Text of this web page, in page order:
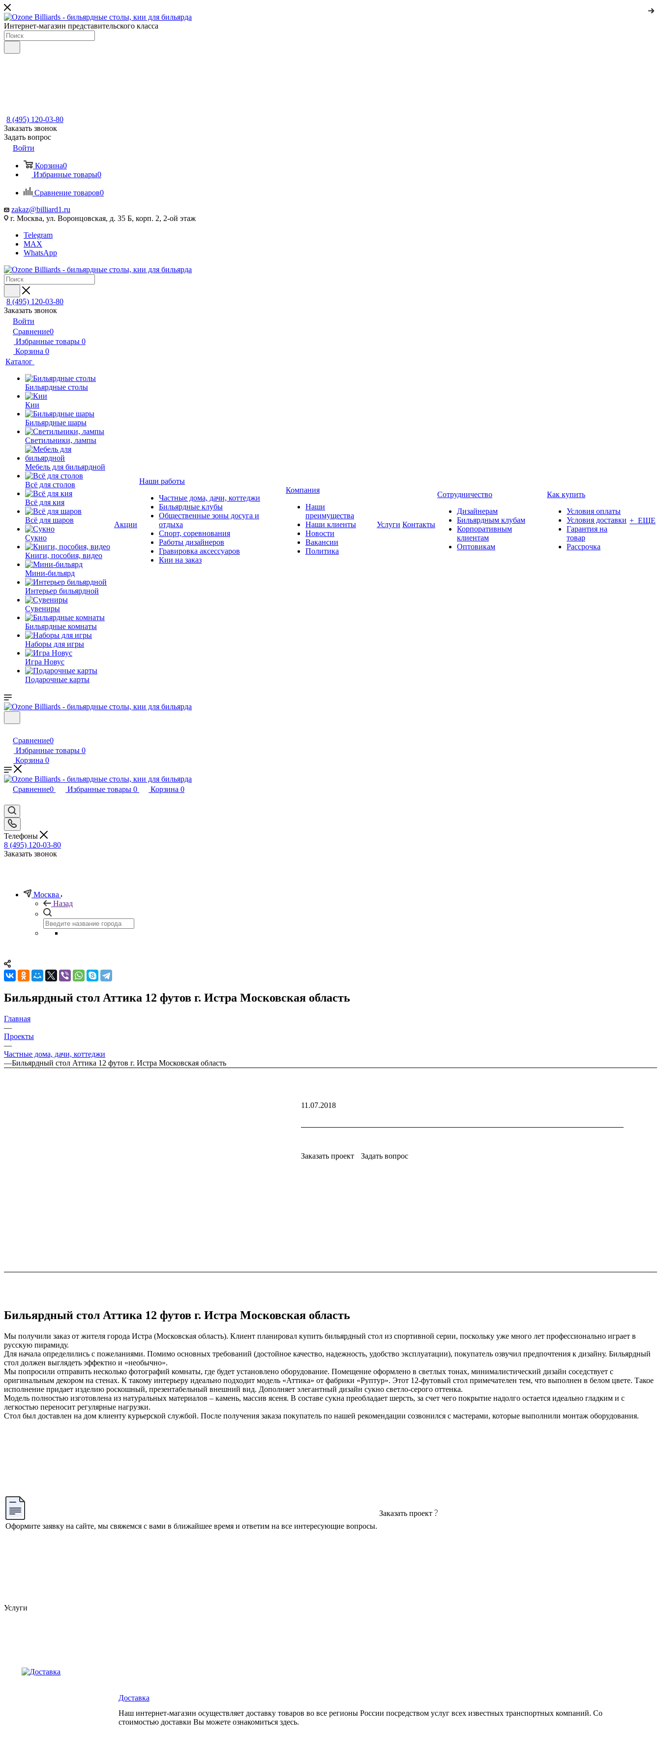
Интернет-магазин представительского класса
8 (495) 120-03-80
Заказать звонок
Задать вопрос
Войти
Корзина0
Избранные товары0
Сравнение товаров0
zakaz@billiard1.ru
г. Москва, ул. Воронцовская, д. 35 Б, корп. 2, 2-ой этаж
Telegram
MAX
WhatsApp
8 (495) 120-03-80
Заказать звонок
Войти
Сравнение0
Избранные товары 0
Корзина 0
Каталог
Бильярдные столы
Кии
Бильярдные шары
Светильники, лампы
Мебель для бильярдной
Всё для столов
Всё для кия
Всё для шаров
Сукно
Книги, пособия, видео
Мини-бильярд
Интерьер бильярдной
Сувениры
Бильярдные комнаты
Наборы для игры
Игра Новус
Подарочные карты
Акции
Наши работы
Частные дома, дачи, коттеджи
Бильярдные клубы
Общественные зоны досуга и
отдыха
Спорт, соревнования
Работы дизайнеров
Гравировка аксессуаров
Кии на заказ
Компания
Наши
преимущества
Наши клиенты
Новости
Вакансии
Политика
Услуги Контакты
Сотрудничество
Дизайнерам
Бильярдным клубам
Корпоративным
клиентам
Оптовикам
Как купить
Условия оплаты
Условия доставки
Гарантия на
товар
Рассрочка
+ ЕЩЕ
Сравнение0
Избранные товары 0
Корзина 0
Сравнение0 Избранные товары 0 Корзина 0
Телефоны
8 (495) 120-03-80
Заказать звонок
Москва
Назад
Бильярдный стол Аттика 12 футов г. Истра Московская область
Главная
—
Проекты
—
Частные дома, дачи, коттеджи
—Бильярдный стол Аттика 12 футов г. Истра Московская область
11.07.2018
Заказать проект Задать вопрос
Бильярдный стол Аттика 12 футов г. Истра Московская область
Мы получили заказ от жителя города Истра (Московская область). Клиент планировал купить бильярдный стол из спортивной серии, поскольку уже много лет профессионально играет в
русскую пирамиду.
Для начала определились с пожеланиями. Помимо основных требований (достойное качество, надежность, удобство эксплуатации), покупатель озвучил предпочтения к дизайну. Бильярдный
стол должен выглядеть эффектно и «необычно».
Мы попросили отправить несколько фотографий комнаты, где будет установлено оборудование. Помещение оформлено в светлых тонах, минималистический дизайн соседствует с
оригинальным декором на стенах. К такому интерьеру идеально подходит модель «Аттика» от фабрики «Руптур». Этот 12-футовый стол примечателен тем, что выполнен в белом цвете. Такое
исполнение придает изделию роскошный, презентабельный внешний вид. Дополняет элегантный дизайн сукно светло-серого оттенка.
Модель полностью изготовлена из натуральных материалов – камень, массив ясеня. В составе сукна преобладает шерсть, за счет чего покрытие надолго остается идеально гладким и с
легкостью переносит регулярные нагрузки.
Стол был доставлен на дом клиенту курьерской службой. После получения заказа покупатель по нашей рекомендации созвонился с мастерами, которые выполнили монтаж оборудования.
Оформите заявку на сайте, мы свяжемся с вами в ближайшее время и ответим на все интересующие вопросы.
Заказать проект
Услуги
Доставка
Наш интернет-магазин осуществляет доставку товаров во все регионы России посредством услуг всех известных транспортных компаний. Со
стоимостью доставки Вы можете ознакомиться здесь.